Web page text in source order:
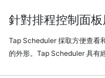
針對排程控制面
Tap Scheduler 採取方便查看
的外形。Tap Scheduler 具有